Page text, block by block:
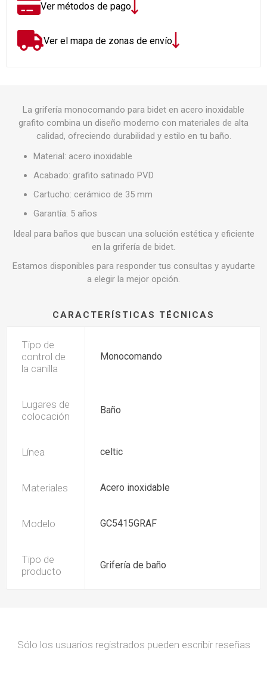
Ver métodos de pago
Ver el mapa de zonas de envío
La grifería monocomando para bidet en acero inoxidable
grafito combina un diseño moderno con materiales de alta
calidad, ofreciendo durabilidad y estilo en tu baño.
Material: acero inoxidable
Acabado: grafito satinado PVD
Cartucho: cerámico de 35 mm
Garantía: 5 años
Ideal para baños que buscan una solución estética y eficiente
en la grifería de bidet.
Estamos disponibles para responder tus consultas y ayudarte
a elegir la mejor opción.
CARACTERÍSTICAS TÉCNICAS
Tipo de
control de
la canilla
Monocomando
Lugares de
colocación
Baño
Línea celtic
Materiales Acero inoxidable
Modelo GC5415GRAF
Tipo de
producto
Grifería de baño
Sólo los usuarios registrados pueden escribir reseñas